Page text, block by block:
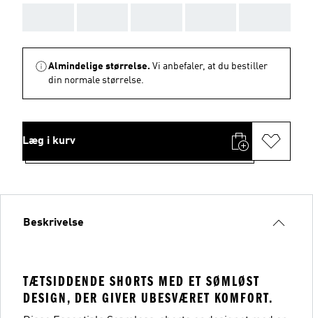
Almindelige størrelse. Vi anbefaler, at du bestiller
din normale størrelse.
Læg i kurv
Beskrivelse
TÆTSIDDENDE SHORTS MED ET SØMLØST
DESIGN, DER GIVER UBESVÆRET KOMFORT.